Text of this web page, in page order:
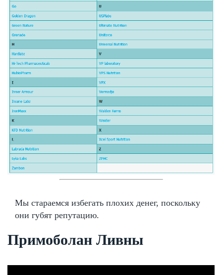
Мы стараемся избегать плохих денег, поскольку
они губят репутацию.
Примоболан Ливны